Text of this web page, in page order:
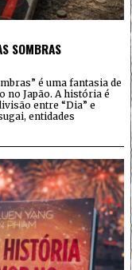
SOMBRAS
é uma fantasia de
no Japão. A história é
entre “Dia” e
entidades